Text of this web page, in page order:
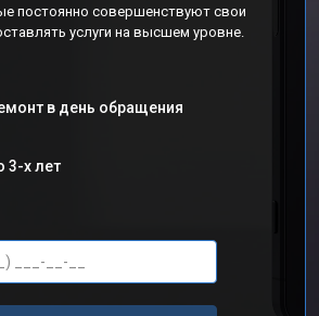
постоянно совершенствуют свои
услуги на высшем уровне.
в день обращения
3-х лет